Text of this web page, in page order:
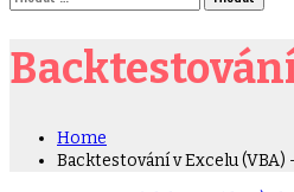
Home
Backtestování v Excelu (VBA)